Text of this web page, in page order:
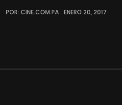
POR: CINE.COM.PA ENERO 20, 2017